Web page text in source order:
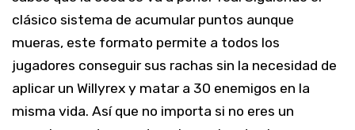
clásico sistema de acumular puntos aunque
mueras, este formato permite a todos los
jugadores conseguir sus rachas sin la necesidad de
aplicar un Willyrex y matar a 30 enemigos en la
misma vida. Así que no importa si no eres un